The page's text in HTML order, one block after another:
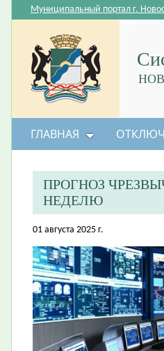
Муниципальный портал г.
ГЛАВНАЯ
ПРОГНОЗ
НЕДЕЛЮ
01 августа 2025 г.